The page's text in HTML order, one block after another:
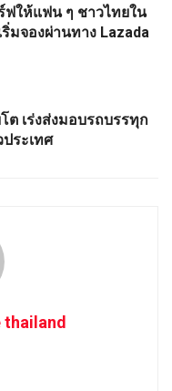
ฟให้แฟน ๆ ชาวไทยใน
มจองผ่านทาง Lazada
เร่งส่งมอบรถบรรทุก
ระเทศ
thailand